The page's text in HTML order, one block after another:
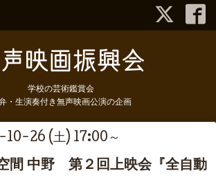
学校の芸術鑑賞会
・生演奏付き無声映画公演の企画
26 (土) 17:00～
間 中野 第２回上映会『全自動